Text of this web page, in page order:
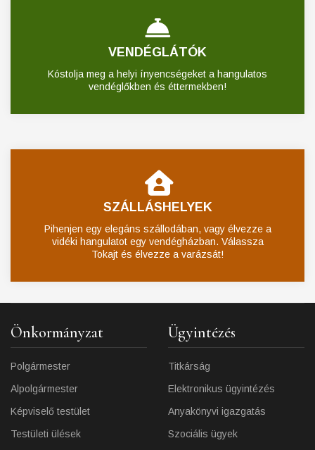
VENDÉGLÁTÓK
Kóstolja meg a helyi ínyencségeket a hangulatos
vendéglőkben és éttermekben!
SZÁLLÁSHELYEK
Pihenjen egy elegáns szállodában, vagy élvezze a
vidéki hangulatot egy vendégházban. Válassza
Tokajt és élvezze a varázsát!
Önkormányzat
Polgármester
Alpolgármester
Képviselő testület
Testületi ülések
Ügyintézés
Titkárság
Elektronikus ügyintézés
Anyakönyvi igazgatás
Szociális ügyek